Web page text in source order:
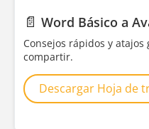
📄 Word Básico a
Consejos rápidos y
compartir.
Descargar Hoja de